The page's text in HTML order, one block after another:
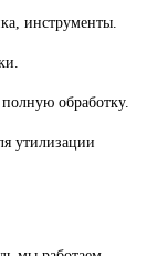
инструменты.
обработку.
утилизации